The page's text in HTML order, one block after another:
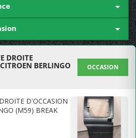


DROITE
BERLINGO
OCCASION
D'OCCASION
(M59) BREAK